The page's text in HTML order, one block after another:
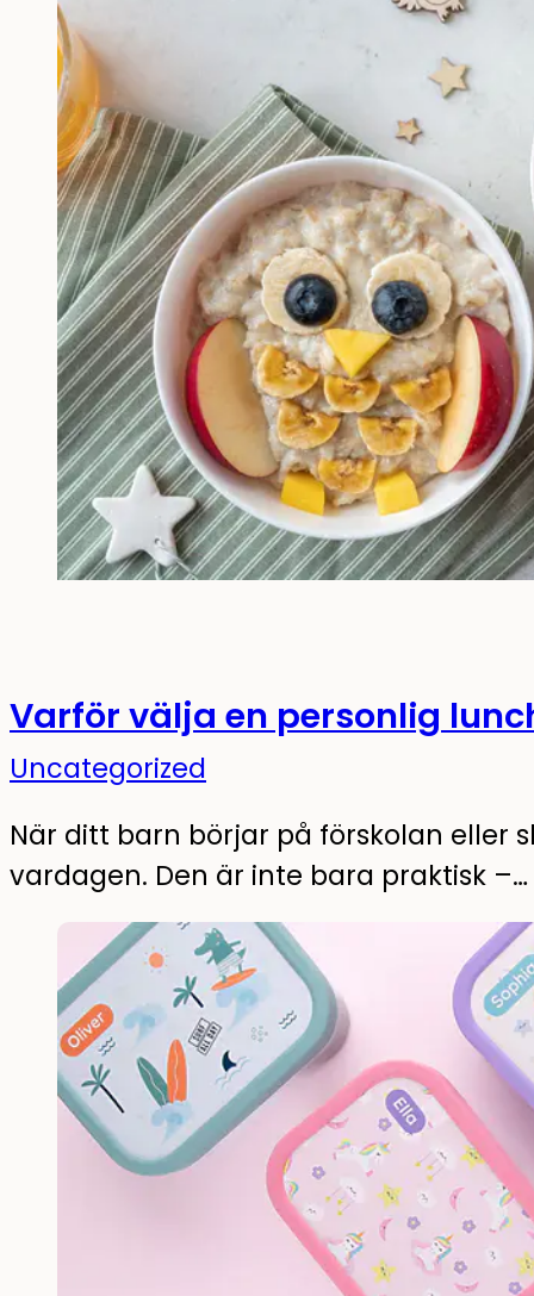
Varför välja en personlig
Uncategorized
När ditt barn börjar på förskolan eller
vardagen. Den är inte bara praktisk –…